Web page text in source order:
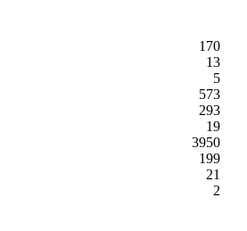
170
13
5
573
293
19
3950
199
21
2